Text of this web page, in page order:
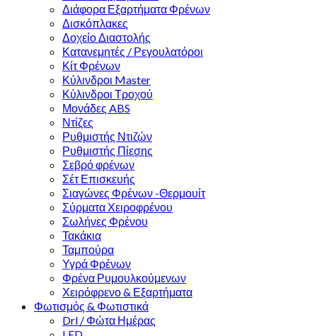
Διάφορα Εξαρτήματα Φρένων
Δισκόπλακες
Δοχείο Διαστολής
Κατανεμητές / Ρεγουλατόροι
Κίτ Φρένων
Κύλινδροι Master
Κύλινδροι Τροχού
Μονάδες ABS
Ντίζες
Ρυθμιστής Ντιζών
Ρυθμιστής Πίεσης
Σεβρό φρένων
Σέτ Επισκευής
Σιαγώνες Φρένων -Θερμουίτ
Σύρματα Χειροφρένου
Σωλήνες Φρένου
Τακάκια
Ταμπούρα
Υγρά Φρένων
Φρένα Ρυμουλκούμενων
Χειρόφρενο & Εξαρτήματα
Φωτισμός & Φωτιστικά
Drl / Φώτα Ημέρας